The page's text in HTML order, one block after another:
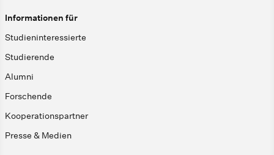
Informationen für
Studieninteressierte
Studierende
Alumni
Forschende
Kooperationspartner
Presse & Medien